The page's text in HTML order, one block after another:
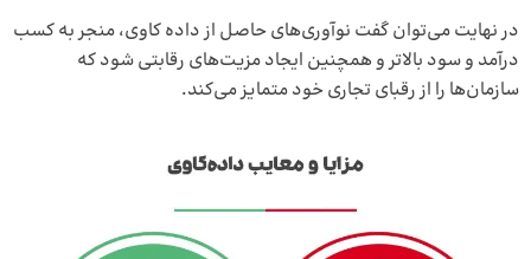
در نهایت می‌توان گفت نوآوری‌های حاصل از داده کاوی، منجر به کسب
درآمد و سود بالاتر و همچنین ایجاد مزیت‌های رقابتی شود که
سازمان‌ها را از رقبای تجاری خود متمایز می‌کند.